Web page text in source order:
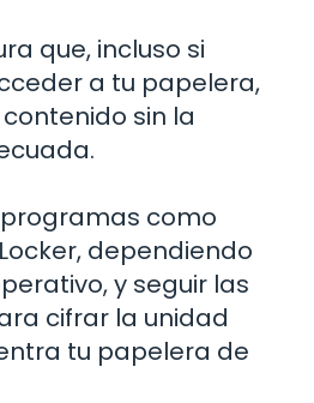
que, incluso si
a tu papelera,
sin la
como
dependiendo
y seguir las
cifrar la unidad
tu papelera de